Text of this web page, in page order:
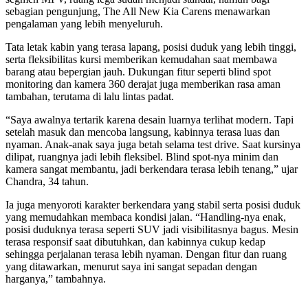
sebagian pengunjung, The All New Kia Carens menawarkan
pengalaman yang lebih menyeluruh.
Tata letak kabin yang terasa lapang, posisi duduk yang lebih tinggi,
serta fleksibilitas kursi memberikan kemudahan saat membawa
barang atau bepergian jauh. Dukungan fitur seperti blind spot
monitoring dan kamera 360 derajat juga memberikan rasa aman
tambahan, terutama di lalu lintas padat.
“Saya awalnya tertarik karena desain luarnya terlihat modern. Tapi
setelah masuk dan mencoba langsung, kabinnya terasa luas dan
nyaman. Anak-anak saya juga betah selama test drive. Saat kursinya
dilipat, ruangnya jadi lebih fleksibel. Blind spot-nya minim dan
kamera sangat membantu, jadi berkendara terasa lebih tenang,” ujar
Chandra, 34 tahun.
Ia juga menyoroti karakter berkendara yang stabil serta posisi duduk
yang memudahkan membaca kondisi jalan. “Handling-nya enak,
posisi duduknya terasa seperti SUV jadi visibilitasnya bagus. Mesin
terasa responsif saat dibutuhkan, dan kabinnya cukup kedap
sehingga perjalanan terasa lebih nyaman. Dengan fitur dan ruang
yang ditawarkan, menurut saya ini sangat sepadan dengan
harganya,” tambahnya.